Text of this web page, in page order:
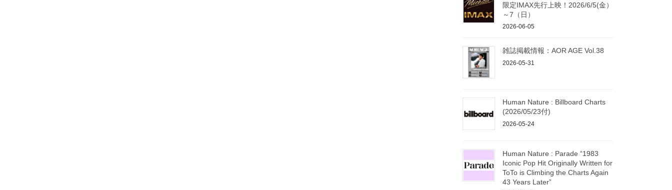
限定IMAX先行上映！2026/6/5(金）
～7（日）
2026-06-05
雑誌掲載情報：AOR AGE Vol.38
2026-05-31
Human Nature : Billboard Charts
(2026/05/23付)
2026-05-24
Human Nature : Parade “1983
Iconic Pop Hit Originally Written for
ToTo is Climbing the Charts Again
43 Years Later”